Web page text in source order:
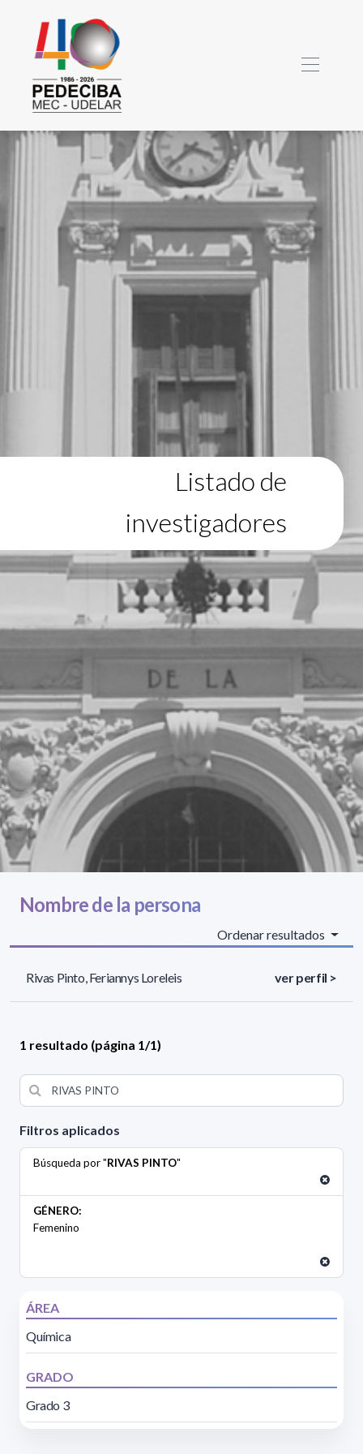
Listado de
investigadores
Filtros aplicados
Búsqueda por "RIVAS PINTO"
GÉNERO:
Femenino
ÁREA
Química
GRADO
Grado 3
Nombre de la persona
Ordenar resultados
Rivas Pinto, Feriannys Loreleis ver perfil >
1 resultado (página 1/1)